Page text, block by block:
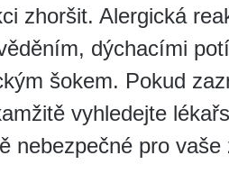
zhoršit. Alergická
dýchacími
šokem. Pokud
vyhledejte
nebezpečné pro